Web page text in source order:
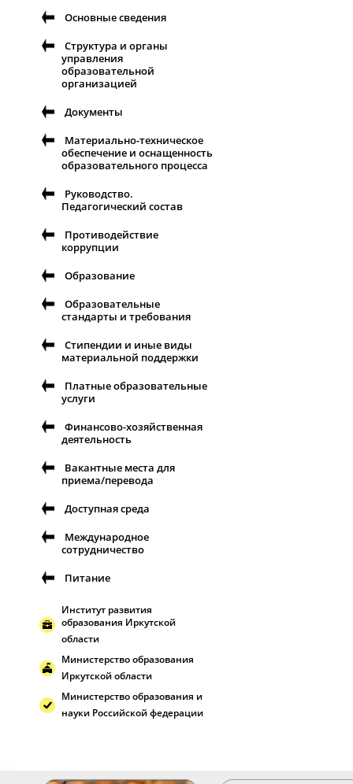
Основные сведения
Структура и органы
управления
образовательной
организацией
Документы
Материально-техническое
обеспечение и оснащенность
образовательного процесса
Руководство.
Педагогический состав
Противодействие
коррупции
Образование
Образовательные
стандарты и требования
Стипендии и иные виды
материальной поддержки
Платные образовательные
услуги
Финансово-хозяйственная
деятельность
Вакантные места для
приема/перевода
Доступная среда
Международное
сотрудничество
Питание
Институт развития
образования Иркутской
области
Министерство образования
Иркутской области
Министерство образования и
науки Российской федерации